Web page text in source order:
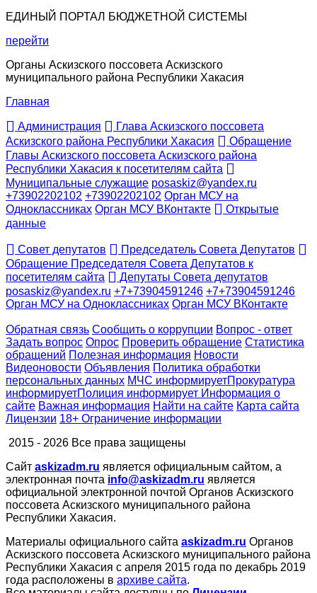
ЕДИНЫЙ ПОРТАЛ БЮДЖЕТНОЙ СИСТЕМЫ
перейти
Органы Аскизского поссовета Аскизского
муниципального района Республики Хакасия
Главная
Администрация
Глава Аскизского поссовета
Аскизского района Республики Хакасия
Обращение
Главы Аскизского поссовета Аскизского района
Республики Хакасия к посетителям сайта
Муниципальные служащие posaskiz@yandex.ru
+73902202102 +73902202102 Орган МСУ на
Одноклассниках Орган МСУ ВКонтакте
Открытые
данные
Совет депутатов
Председатель Совета Депутатов
Обращение Председателя Совета Депутатов к
посетителям сайта
Депутаты Совета депутатов
posaskiz@yandex.ru +7+73904591246 +7+73904591246
Орган МСУ на Одноклассниках Орган МСУ ВКонтакте
Обратная связь Сообщить о коррупции Вопрос - ответ
Задать вопрос Опрос Проверить обращение Статистика
обращений Полезная информация Новости
Видеоновости Объявления Политика обработки
персональных данных МЧС информируетПрокуратура
информируетПолиция информирует Информация о
сайте Важная информация Найти на сайте Карта сайта
Лицензии 18+ Ограничение информации
2015 - 2026 Все права защищены
Сайт askizadm.ru является официальным сайтом, а
электронная почта info@askizadm.ru является
официальной электронной почтой Органов Аскизского
поссовета Аскизского муниципального района
Республики Хакасия.
Материалы официального сайта askizadm.ru Органов
Аскизского поссовета Аскизского муниципального района
Республики Хакасия с апреля 2015 года по декабрь 2019
года расположены в архиве сайта.